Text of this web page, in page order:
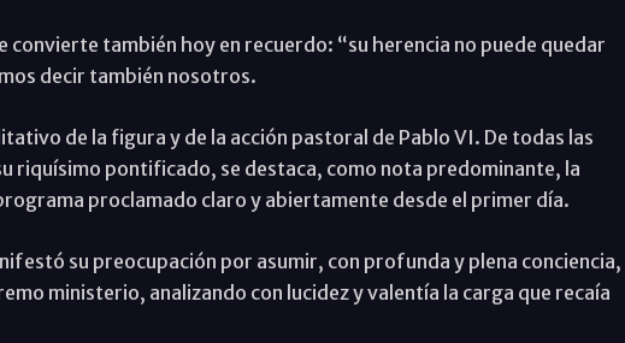
convierte también hoy en recuerdo: “su herencia no puede quedar
decir también nosotros.
de la figura y de la acción pastoral de Pablo VI. De todas las
riquísimo pontificado, se destaca, como nota predominante, la
proclamado claro y abiertamente desde el primer día.
su preocupación por asumir, con profunda y plena conciencia,
ministerio, analizando con lucidez y valentía la carga que recaía